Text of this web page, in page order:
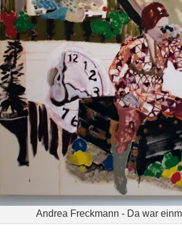
Andrea Freckmann - Da war